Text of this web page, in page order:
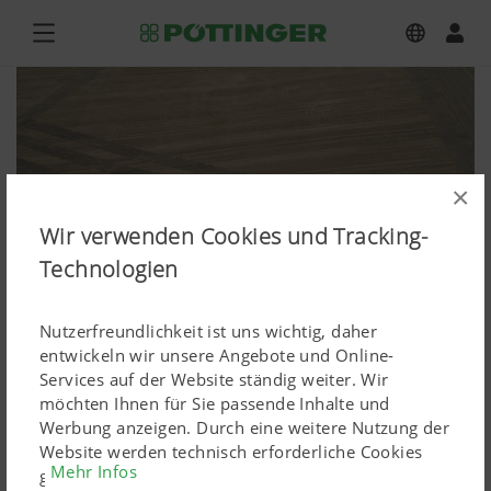
×
Wir verwenden Cookies und Tracking-
Technologien
Nutzerfreundlichkeit ist uns wichtig, daher
entwickeln wir unsere Angebote und Online-
Services auf der Website ständig weiter. Wir
möchten Ihnen für Sie passende Inhalte und
Werbung anzeigen. Durch eine weitere Nutzung der
Website werden technisch erforderliche Cookies
gesetzt. Personenbezogene Google-Marketing-
Mehr Infos
weitere Produkte Ackerbau,
TERRADISC 6001 T
Bilddownload hochauflösend